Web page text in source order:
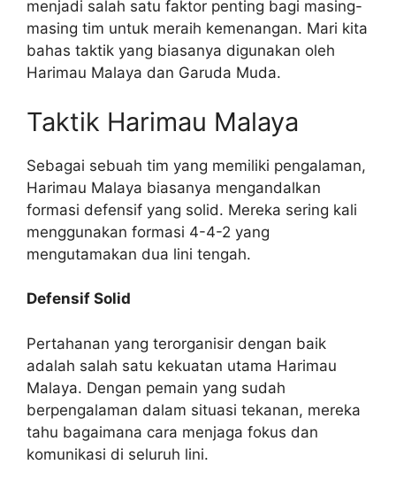
menjadi salah satu faktor penting bagi masing-
masing tim untuk meraih kemenangan. Mari kita
bahas taktik yang biasanya digunakan oleh
Harimau Malaya dan Garuda Muda.
Taktik Harimau Malaya
Sebagai sebuah tim yang memiliki pengalaman,
Harimau Malaya biasanya mengandalkan
formasi defensif yang solid. Mereka sering kali
menggunakan formasi 4-4-2 yang
mengutamakan dua lini tengah.
Defensif Solid
Pertahanan yang terorganisir dengan baik
adalah salah satu kekuatan utama Harimau
Malaya. Dengan pemain yang sudah
berpengalaman dalam situasi tekanan, mereka
tahu bagaimana cara menjaga fokus dan
komunikasi di seluruh lini.